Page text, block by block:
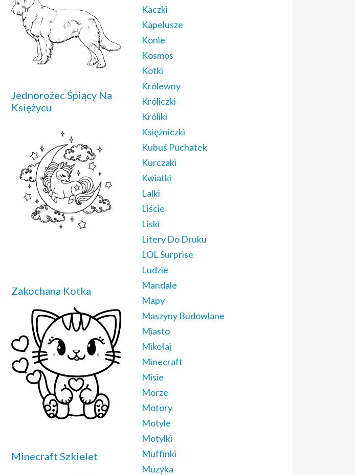
Jednorożec Śpiący Na
Księżycu
Zakochana Kotka
Minecraft Szkielet
Kaczki
Kapelusze
Konie
Kosmos
Kotki
Królewny
Króliczki
Króliki
Księżniczki
Kubuś Puchatek
Kurczaki
Kwiatki
Lalki
Liście
Liski
Litery Do Druku
LOL Surprise
Ludzie
Mandale
Mapy
Maszyny Budowlane
Miasto
Mikołaj
Minecraft
Misie
Morze
Motory
Motyle
Motylki
Muffinki
Muzyka